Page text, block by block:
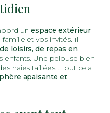
un espace extérieur
et vos invités. Il
loisirs, de repas en
enfants. Une pelouse bien
haies taillées… Tout cela
apaisante et